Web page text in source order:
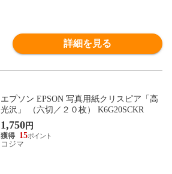
詳細を見る
エプソン EPSON 写真用紙クリスピア「高
光沢」 （六切／２０枚） K6G20SCKR
1,750円
15
コジマ